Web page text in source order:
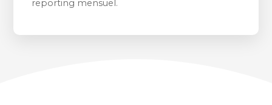
reporting mensuel.